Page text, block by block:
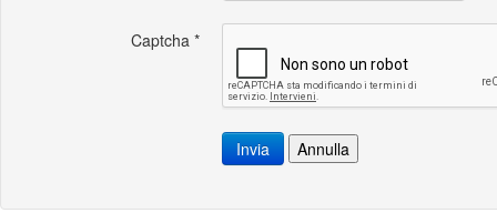
Captcha *
Invia Annulla